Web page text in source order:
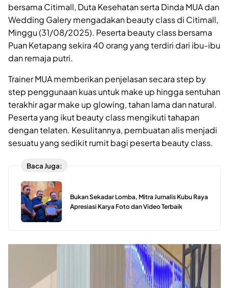
bersama Citimall, Duta Kesehatan serta Dinda MUA dan
Wedding Galery mengadakan beauty class di Citimall,
Minggu (31/08/2025). Peserta beauty class bersama
Puan Ketapang sekira 40 orang yang terdiri dari ibu-ibu
dan remaja putri.
Trainer MUA memberikan penjelasan secara step by
step penggunaan kuas untuk make up hingga sentuhan
terakhir agar make up glowing, tahan lama dan natural.
Peserta yang ikut beauty class mengikuti tahapan
dengan telaten. Kesulitannya, pembuatan alis menjadi
sesuatu yang sedikit rumit bagi peserta beauty class.
Baca Juga:
Bukan Sekadar Lomba, Mitra Jurnalis Kubu Raya
Apresiasi Karya Foto dan Video Terbaik